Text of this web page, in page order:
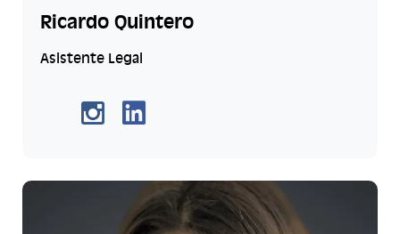
Ricardo Quintero
Asistente Legal